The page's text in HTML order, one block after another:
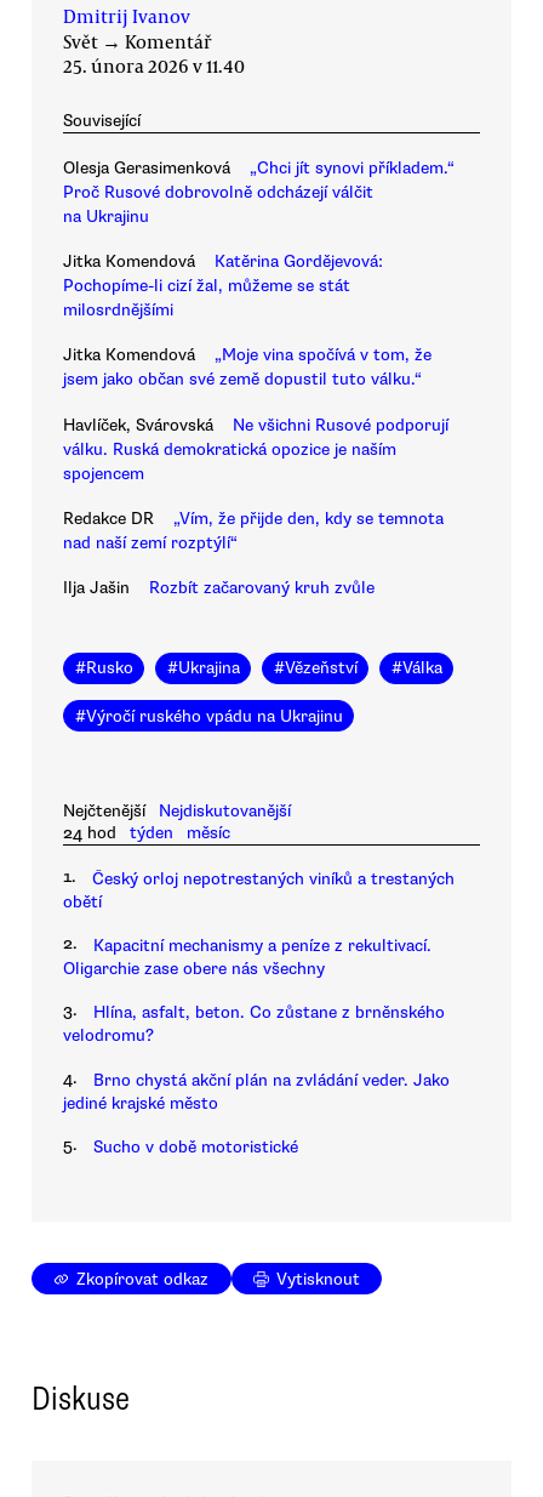
Dmitrij Ivanov
Svět → Komentář
25. února 2026 v 11.40
Související
Olesja Gerasimenková
„Chci jít synovi příkladem.“
Proč Rusové dobrovolně odcházejí válčit
na Ukrajinu
Jitka Komendová
Katěrina Gordějevová:
Pochopíme-li cizí žal, můžeme se stát
milosrdnějšími
Jitka Komendová
„Moje vina spočívá v tom, že
jsem jako občan své země dopustil tuto válku.“
Havlíček, Svárovská
Ne všichni Rusové podporují
válku. Ruská demokratická opozice je naším
spojencem
Redakce DR
„Vím, že přijde den, kdy se temnota
nad naší zemí rozptýlí“
Ilja Jašin Rozbít začarovaný kruh zvůle
#Rusko #Ukrajina #Vězeňství #Válka
#Výročí ruského vpádu na Ukrajinu
Nejčtenější
Nejdiskutovanější
24 hod
týden měsíc
1.
Český orloj nepotrestaných viníků a trestaných
obětí
2.
Kapacitní mechanismy a peníze z rekultivací.
Oligarchie zase obere nás všechny
3.
Hlína, asfalt, beton. Co zůstane z brněnského
velodromu?
4.
Brno chystá akční plán na zvládání veder. Jako
jediné krajské město
5. Sucho v době motoristické
Zkopírovat odkaz Vytisknout
Diskuse